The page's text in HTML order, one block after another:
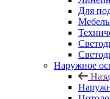
Для
Наружное